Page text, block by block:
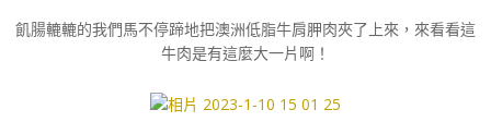
飢腸轆轆的我們馬不停蹄地把澳洲低脂牛肩胛肉夾了上來，來看看這
牛肉是有這麼大一片啊！